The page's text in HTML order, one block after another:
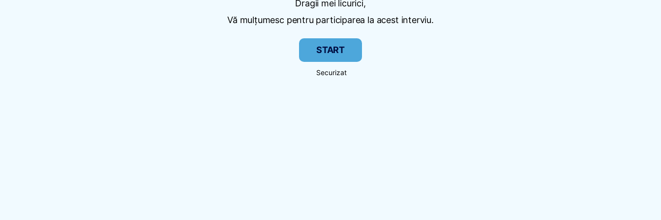
Dragii mei licurici,
Vă mulțumesc pentru participarea la acest interviu.
START
Securizat